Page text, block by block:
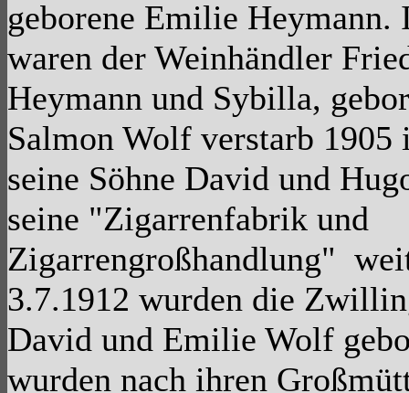
geborene Emilie Heymann.
waren der Weinhändler
Heymann und Sybilla,
Salmon Wolf verstarb 1905
seine Söhne David und
seine "Zigarrenfabrik und
Zigarrengroßhandlung"
3.7.1912 wurden die
David und Emilie Wolf
wurden nach ihren